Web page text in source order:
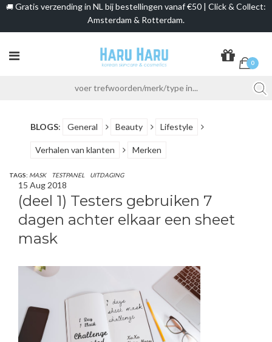
🚚 Gratis verzending in NL bij bestellingen vanaf €50 | Click & Collect:
Amsterdam & Rotterdam.
0
BLOGS: General Beauty Lifestyle
Verhalen van klanten Merken
TAGS: MASK TESTPANEL UITDAGING
15 Aug 2018
(deel 1) Testers gebruiken 7
dagen achter elkaar een sheet
mask